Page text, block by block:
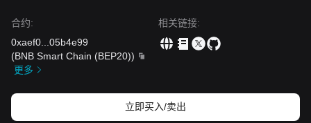
合约:
0xaef0
05b4e99
(BNB Smart Chain (BEP20))
更多
相关链接:
立即买入/卖出